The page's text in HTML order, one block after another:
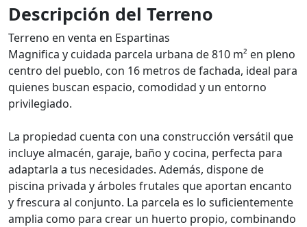
Descripción del Terreno
Terreno en venta en Espartinas
Magnifica y cuidada parcela urbana de 810 m² en pleno
centro del pueblo, con 16 metros de fachada, ideal para
quienes buscan espacio, comodidad y un entorno
privilegiado.
La propiedad cuenta con una construcción versátil que
incluye almacén, garaje, baño y cocina, perfecta para
adaptarla a tus necesidades. Además, dispone de
piscina privada y árboles frutales que aportan encanto
y frescura al conjunto. La parcela es lo suficientemente
amplia como para crear un huerto propio, combinando